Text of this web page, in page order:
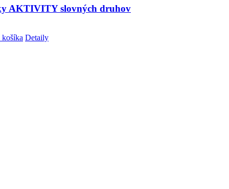
AKTIVITY slovných druhov
Detaily